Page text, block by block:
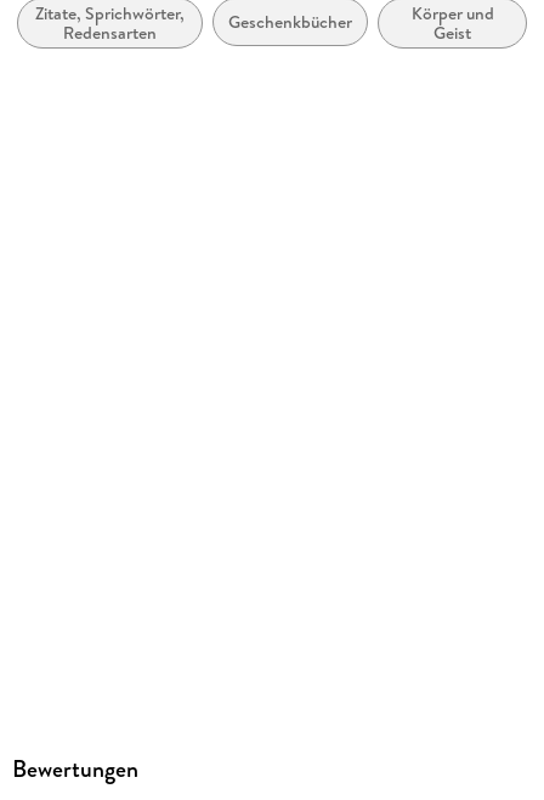
Gewicht
142 g
Zitate, Sprichwörter,
Redensarten
Geschenkbücher
Körper und
Geist
Bewertungen